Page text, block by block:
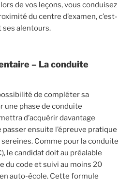
de vos leçons, vous conduisez
du centre d’examen, c’est-
ses alentours.
– La conduite
de compléter sa
une phase de conduite
d’acquérir davantage
passer ensuite l’épreuve pratique
Comme pour la conduite
le candidat doit au préalable
du code et suivi au moins 20
auto-école. Cette formule